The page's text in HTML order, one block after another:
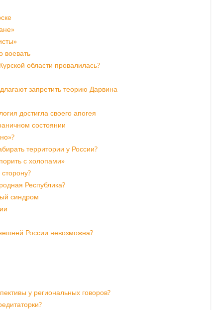
воевать
области провалилась?
запретить теорию Дарвина
достигла своего апогея
состоянии
территории у России?
с холопами»
Республика?
синдром
России невозможна?
у региональных говоров?